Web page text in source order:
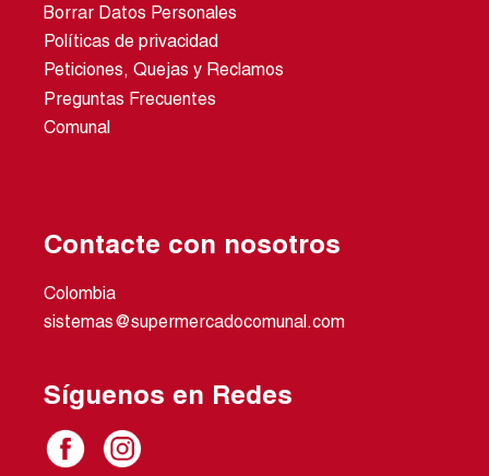
Borrar Datos Personales
Políticas de privacidad
Peticiones, Quejas y Reclamos
Preguntas Frecuentes
Comunal
Contacte con nosotros
Colombia
sistemas@supermercadocomunal.com
Síguenos en Redes